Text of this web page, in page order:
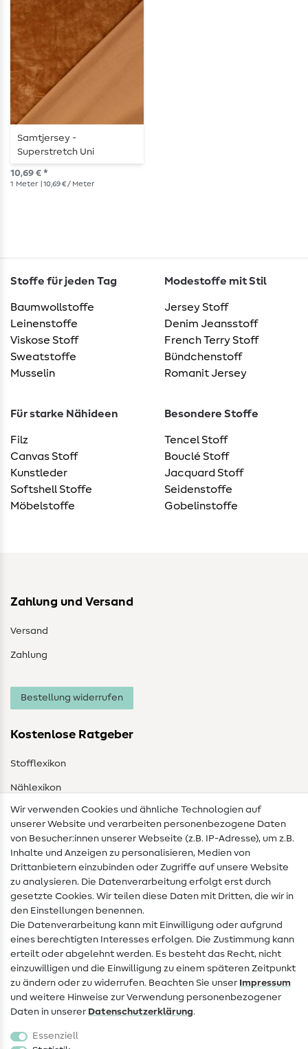
Samtjersey -
Superstretch Uni
Goldbraun
10,69 € *
1 Meter | 10,69 € / Meter
Stoffe für jeden Tag
Baumwollstoffe
Leinenstoffe
Viskose Stoff
Sweatstoffe
Musselin
Modestoffe mit Stil
Jersey Stoff
Denim Jeansstoff
French Terry Stoff
Bündchenstoff
Romanit Jersey
Für starke Nähideen
Filz
Canvas Stoff
Kunstleder
Softshell Stoffe
Möbelstoffe
Besondere Stoffe
Tencel Stoff
Bouclé Stoff
Jacquard Stoff
Seidenstoffe
Gobelinstoffe
Zahlung und Versand
Versand
Zahlung
Bestellung widerrufen
Kostenlose Ratgeber
Stofflexikon
Nählexikon
Nähanleitungen
Hilfe & Kontakt
Kontakt
Infos zum Betreiberwechsel
Widerrufsrecht
Beliebt
Stoffe
Sale
Wir verwenden Cookies und ähnliche Technologien auf
unserer Website und verarbeiten personenbezogene Daten
von Besucher:innen unserer Webseite (z.B. IP-Adresse), um z.B.
Inhalte und Anzeigen zu personalisieren, Medien von
Drittanbietern einzubinden oder Zugriffe auf unsere Website
zu analysieren. Die Datenverarbeitung erfolgt erst durch
gesetzte Cookies. Wir teilen diese Daten mit Dritten, die wir in
den Einstellungen benennen.
Die Datenverarbeitung kann mit Einwilligung oder aufgrund
eines berechtigten Interesses erfolgen. Die Zustimmung kann
erteilt oder abgelehnt werden. Es besteht das Recht, nicht
einzuwilligen und die Einwilligung zu einem späteren Zeitpunkt
zu ändern oder zu widerrufen. Beachten Sie unser Impressum
und weitere Hinweise zur Verwendung personenbezogener
Daten in unserer Daten­schutz­erklärung.
Essenziell